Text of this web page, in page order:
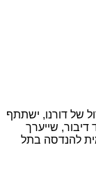
של דורנו, ישתתף
דיבור, שייערך
להנדסה בתל